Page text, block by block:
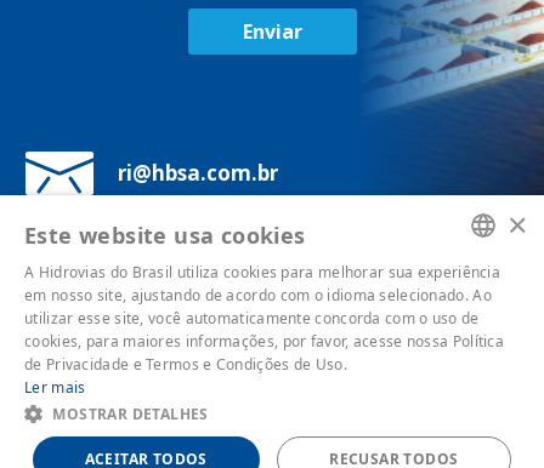
Enviar
ri@hbsa.com.br
Av. Brigadeiro Luís Antônio, 1343, 7°
01317-001
Política de Privacidade
PORTUGUESE
ENGLISH
×
Este website usa cookies
A Hidrovias do Brasil utiliza cookies para melhorar sua experiência
em nosso site, ajustando de acordo com o idioma selecionado. Ao
utilizar esse site, você automaticamente concorda com o uso de
cookies, para maiores informações, por favor, acesse nossa Política
de Privacidade e Termos e Condições de Uso.
Ler mais
MOSTRAR DETALHES
ACEITAR TODOS RECUSAR TODOS